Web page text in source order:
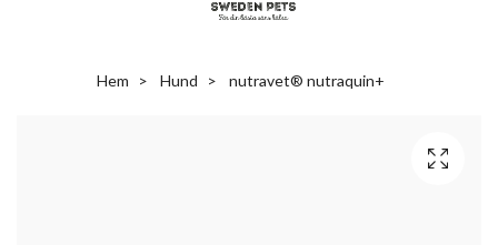
Hem Hund nutravet® nutraquin+